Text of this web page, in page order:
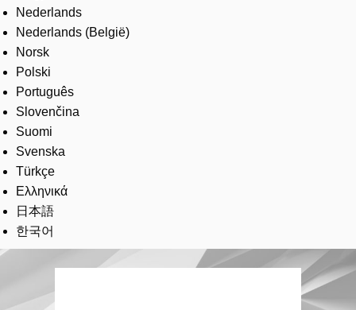
Nederlands
Nederlands (België)
Norsk
Polski
Português
Slovenčina
Suomi
Svenska
Türkçe
Ελληνικά
日本語
한국어